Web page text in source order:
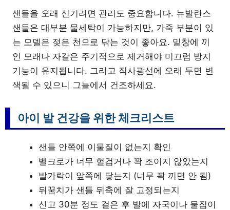
샌들을 오래 신기려면 관리도 중요합니다. 뉴발란스
샌들은 대부분 물세탁이 가능하지만, 가죽 부분이 있
는 모델은 젖은 천으로 닦는 것이 좋아요. 밑창에 끼
인 모래나 자갈은 주기적으로 제거해야 미끄럼 방지
기능이 유지됩니다. 그리고 직사광선에 오래 두면 변
색될 수 있으니 그늘에서 건조하세요.
아이 발 건강을 위한 체크리스트
샌들 안쪽에 이물질이 없는지 확인
벨크로가 너무 헐겁거나 꽉 조이지 않았는지
발가락이 앞쪽에 닿는지 (너무 꽉 끼면 안 됨)
뒤꿈치가 샌들 뒤축에 잘 고정되는지
신고 30분 정도 걸은 후 발에 자국이나 물집이